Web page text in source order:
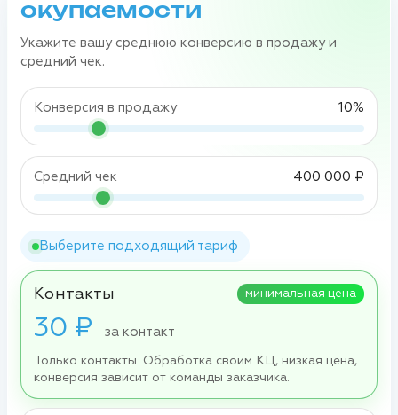
окупаемости
Укажите вашу среднюю конверсию в продажу и
средний чек.
Конверсия в продажу 10%
Средний чек 400 000 ₽
Выберите подходящий тариф
Контакты минимальная цена
30 ₽ за контакт
Только контакты. Обработка своим КЦ, низкая цена,
конверсия зависит от команды заказчика.